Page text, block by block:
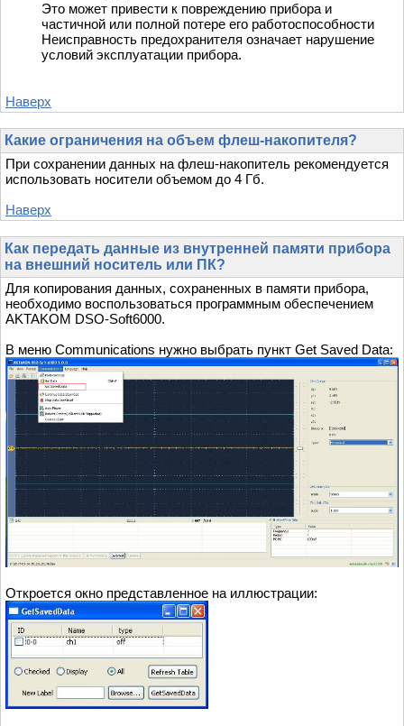
Это может привести к повреждению прибора и
частичной или полной потере его работоспособности
Неисправность предохранителя означает нарушение
условий эксплуатации прибора.
Наверх
Какие ограничения на объем флеш-накопителя?
При сохранении данных на флеш-накопитель рекомендуется
использовать носители объемом до 4 Гб.
Наверх
Как передать данные из внутренней памяти прибора
на внешний носитель или ПК?
Для копирования данных, сохраненных в памяти прибора,
необходимо воспользоваться программным обеспечением
AKTAKOM DSO-Soft6000.
В меню Communications нужно выбрать пункт Get Saved Data:
Откроется окно представленное на иллюстрации: